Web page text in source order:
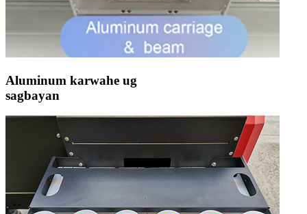
Aluminum karwahe ug
sagbayan